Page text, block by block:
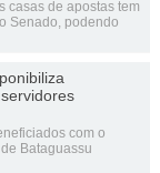
casas de apostas tem
Senado, podendo
com o
Bataguassu